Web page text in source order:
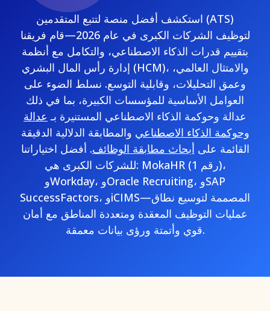
استكشف أفضل منصة لتتبع المتقدمين (ATS)
لتوظيف الشركات الكبرى في عام 2026—قام فريقنا
بتقييم قدرات الذكاء الاصطناعي، والتكامل مع أنظمة
إدارة رأس المال البشري (HCM)، والامتثال العالمي،
وعمق التحليلات، وقابلية التوسع. نسلط الضوء على
العوامل الأساسية للمؤسسات الكبيرة، بما في ذلك
عدالة وحوكمة الذكاء الاصطناعي المستنيرة بـ عدالة
وحوكمة الذكاء الاصطناعي والمطابقة الدلالية الدقيقة
القائمة على أبحاث مطابقة الوظائف. أفضل اختياراتنا
للشركات الكبرى هي: MokaHR (رقم 1)،
وWorkday، وOracle Recruiting، وSAP
SuccessFactors، وiCIMS—المصممة لتوسيع نطاق
عمليات التوظيف المعقدة ومتعددة المناطق مع أمان
قوي وأتمتة ورؤى بيانات معمقة.